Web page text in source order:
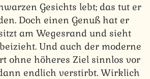
Gesichts lebt; das tut er
Doch einen Genuß hat er
am Wegesrand und sieht
Und auch der moderne
ohne höheres Ziel sinnlos vor
endlich verstirbt. Wirklich